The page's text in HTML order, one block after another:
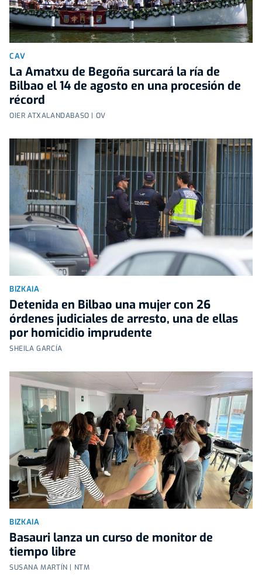
CAV
La Amatxu de Begoña surcará la ría de
Bilbao el 14 de agosto en una procesión de
récord
OIER ATXALANDABASO | OV
BIZKAIA
Detenida en Bilbao una mujer con 26
órdenes judiciales de arresto, una de ellas
por homicidio imprudente
SHEILA GARCÍA
BIZKAIA
Basauri lanza un curso de monitor de
tiempo libre
SUSANA MARTÍN | NTM